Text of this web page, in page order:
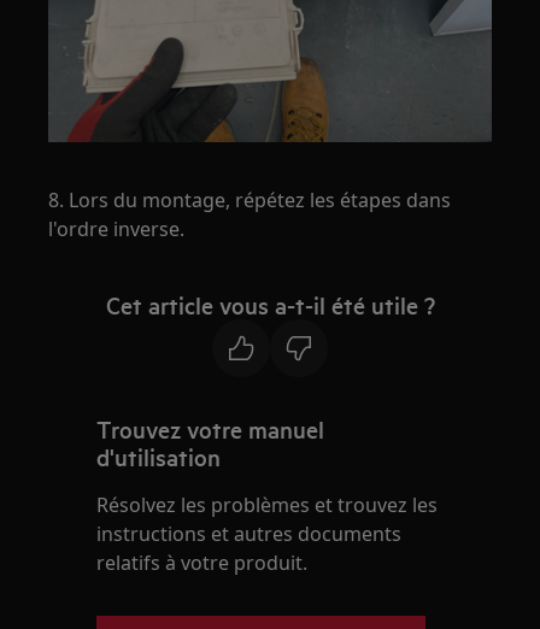
8. Lors du montage, répétez les étapes dans
l'ordre inverse.
Cet article vous a-t-il été utile ?
Trouvez votre manuel
d'utilisation
Résolvez les problèmes et trouvez les
instructions et autres documents
relatifs à votre produit.